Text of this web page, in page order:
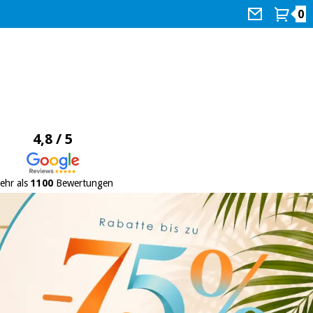
0
4,8 / 5
als1100 Bewertungen